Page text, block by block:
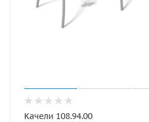
Качели 108.94.00